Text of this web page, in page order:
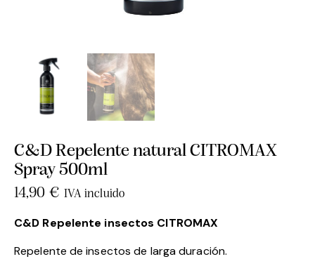
C&D Repelente natural CITROMAX
Spray 500ml
14,90 € IVA incluido
C&D Repelente insectos CITROMAX
Repelente de insectos de larga duración.